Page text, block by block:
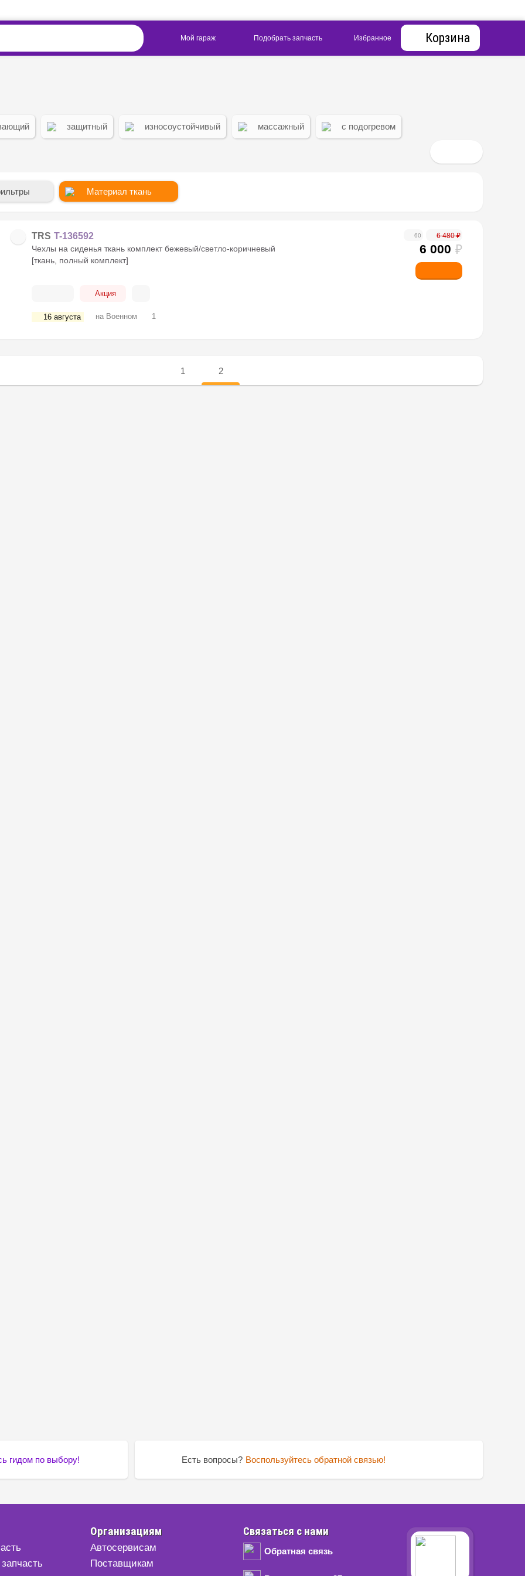
Корзина
защитный износоустойчивый массажный с подогревом
Материал ткань
TRS T-136592
Чехлы на сиденья ткань комплект бежевый/светло-коричневый
[ткань, полный комплект]
Акция
16 августа на Военном 1
60 6 480 ₽
6 000 ₽
1 2
гидом по выбору! Есть вопросы? Воспользуйтесь обратной связью!
Организациям
Автосервисам
Поставщикам
Связаться с нами
Обратная связь